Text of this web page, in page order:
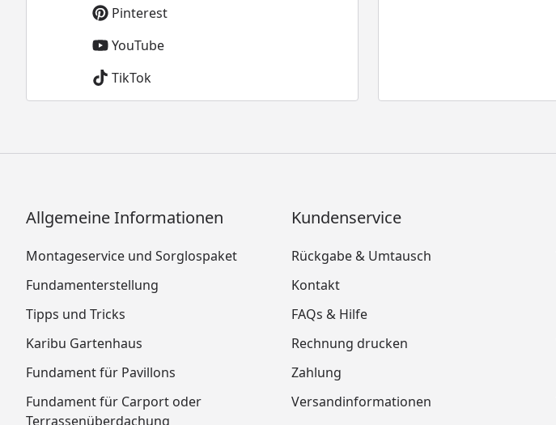
Pinterest
YouTube
TikTok
Allgemeine Informationen
Montageservice und Sorglospaket
Fundamenterstellung
Tipps und Tricks
Karibu Gartenhaus
Fundament für Pavillons
Fundament für Carport oder
Terrassenüberdachung
Kundenservice
Rückgabe & Umtausch
Kontakt
FAQs & Hilfe
Rechnung drucken
Zahlung
Versandinformationen